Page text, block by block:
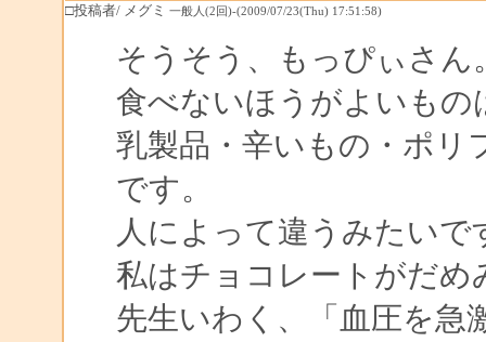
□投稿者/ メグミ 一般人(2回)-(2009/07/23(Thu) 17:51:58)
そうそう、もっぴぃさん
食べないほうがよいもの
乳製品・辛いもの・ポリ
です。
人によって違うみたいで
私はチョコレートがだめ
先生いわく、「血圧を急